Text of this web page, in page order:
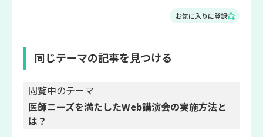
お気に入りに登録
同じテーマの記事を見つける
閲覧中のテーマ
医師ニーズを満たしたWeb講演会の実施方法と
は？